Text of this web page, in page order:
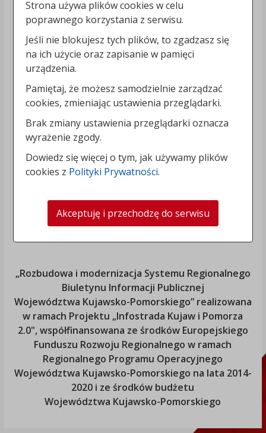
„Rozbudowa i modernizacja Systemu Regionalnego
Biuletynu Informacji Publicznej
Województwa Kujawsko-Pomorskiego” realizowana
w ramach Projektu „Infostrada Kujaw i Pomorza
2.0", współfinansowana ze środków Europejskiego
Funduszu Rozwoju Regionalnego w ramach
Regionalnego Programu Operacyjnego
Województwa Kujawsko-Pomorskiego na lata 2014-
2020 i ze środków budżetu
Województwa Kujawsko-Pomorskiego
Strona używa plików cookies w celu
poprawnego korzystania z serwisu.
Jeśli nie blokujesz tych plików, to zgadzasz się
na ich użycie oraz zapisanie w pamięci
urządzenia.
Pamiętaj, że możesz samodzielnie zarządzać
cookies, zmieniając ustawienia przeglądarki.
Brak zmiany ustawienia przeglądarki oznacza
wyrażenie zgody.
Dowiedz się więcej o tym, jak używamy plików
cookies z Polityki Prywatności.
Akceptuję i przechodzę do serwisu